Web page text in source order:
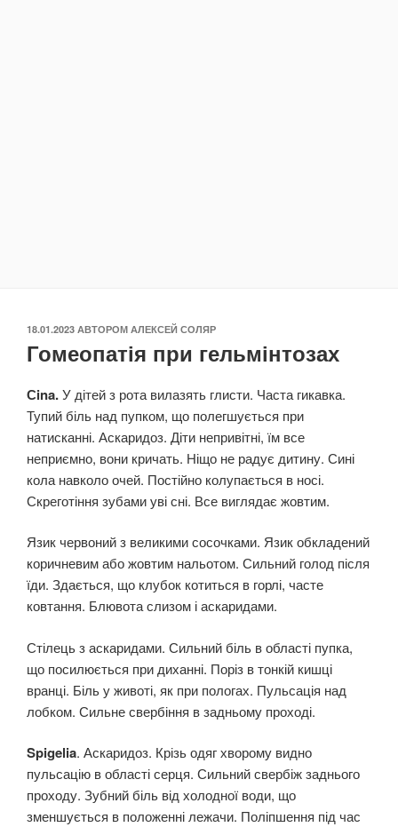
ОПУБЛІКОВАНО
18.01.2023 АВТОРОМ АЛЕКСЕЙ СОЛЯР
Гомеопатія при гельмінтозах
Сina.У дітей з рота вилазять глисти. Часта гикавка.
Тупий біль над пупком, що полегшується при
натисканні. Аскаридоз. Діти непривітні, їм все
неприємно, вони кричать. Ніщо не радує дитину. Сині
кола навколо очей. Постійно колупається в носі.
Скреготіння зубами уві сні. Все виглядає жовтим.
Язик червоний з великими сосочками. Язик обкладений
коричневим або жовтим нальотом. Сильний голод після
їди. Здається, що клубок котиться в горлі, часте
ковтання. Блювота слизом і аскаридами.
Стілець з аскаридами. Сильний біль в області пупка,
що посилюється при диханні. Поріз в тонкій кишці
вранці. Біль у животі, як при пологах. Пульсація над
лобком. Сильне свербіння в задньому проході.
Spigelia. Аскаридоз. Крізь одяг хворому видно
пульсацію в області серця. Сильний свербіж заднього
проходу. Зубний біль від холодної води, що
зменшується в положенні лежачи. Поліпшення під час